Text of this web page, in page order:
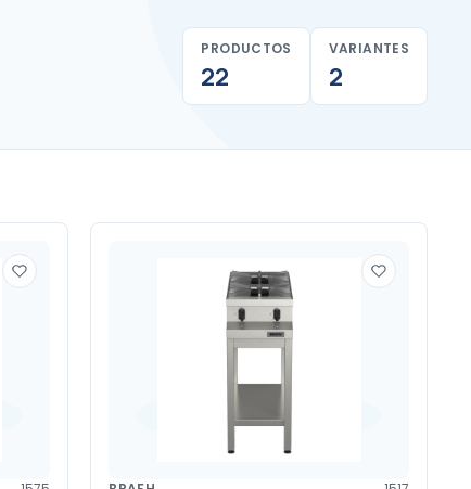
PRODUCTOS
22
VARIANTES
2